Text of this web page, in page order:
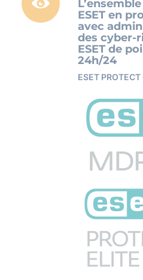
ESET en
avec
des cyber-
ESET de
24h/24
ESET